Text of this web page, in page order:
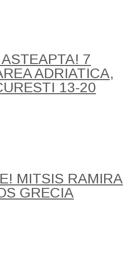
7
ADRIATICA,
13-20
MITSIS RAMIRA
GRECIA